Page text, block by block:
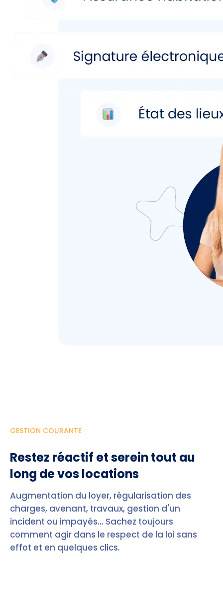
GESTION COURANTE
Restez réactif et serein tout au
long de vos locations
Augmentation du loyer, régularisation des
charges, avenant, travaux, gestion d'un
incident ou impayés... Sachez toujours
comment agir dans le respect de la loi sans
effot et en quelques clics.